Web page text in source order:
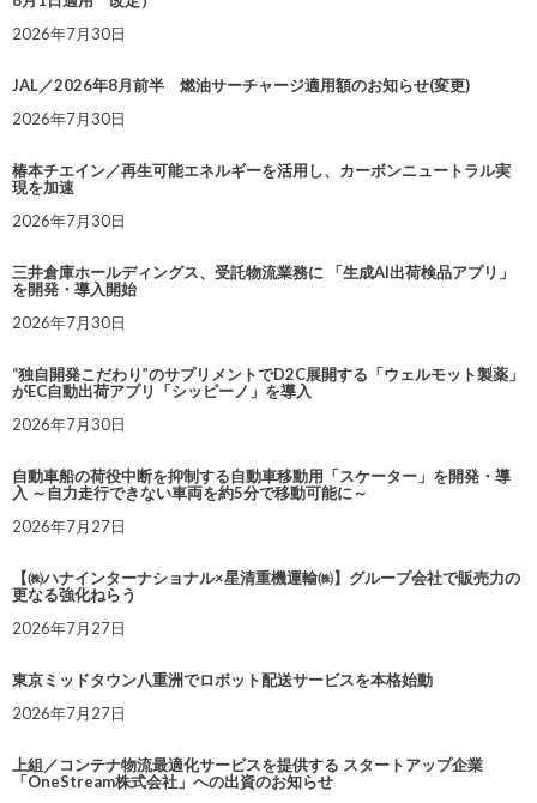
2026年7月30日
JAL／2026年8月前半 燃油サーチャージ適用額のお知らせ(変更)
2026年7月30日
椿本チエイン／再生可能エネルギーを活用し、カーボンニュートラル実
現を加速
2026年7月30日
三井倉庫ホールディングス、受託物流業務に 「生成AI出荷検品アプリ」
を開発・導入開始
2026年7月30日
“独自開発こだわり”のサプリメントでD2C展開する「ウェルモット製薬」
がEC自動出荷アプリ「シッピーノ」を導入
2026年7月30日
自動車船の荷役中断を抑制する自動車移動用「スケーター」を開発・導
入 ～自力走行できない車両を約5分で移動可能に～
2026年7月27日
【㈱ハナインターナショナル×星清重機運輸㈱】グループ会社で販売力の
更なる強化ねらう
2026年7月27日
東京ミッドタウン八重洲でロボット配送サービスを本格始動
2026年7月27日
上組／コンテナ物流最適化サービスを提供する スタートアップ企業
「OneStream株式会社」への出資のお知らせ